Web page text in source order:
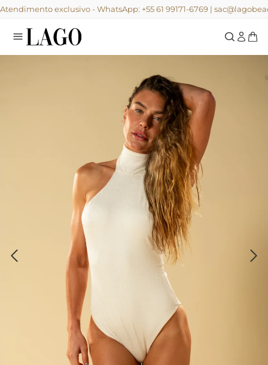
Atendimento exclusivo - WhatsApp: +55 61 99171-6769 |